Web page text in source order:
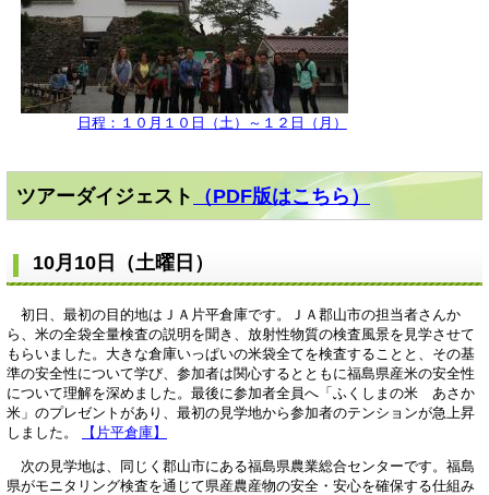
日程：１０月１０日（土）～１２日（月）
ツアーダイジェスト （PDF版はこちら）
10月10日（土曜日）
初日、最初の目的地はＪＡ片平倉庫です。ＪＡ郡山市の担当者さんか
ら、米の全袋全量検査の説明を聞き、放射性物質の検査風景を見学させて
もらいました。大きな倉庫いっぱいの米袋全てを検査することと、その基
準の安全性について学び、参加者は関心するとともに福島県産米の安全性
について理解を深めました。最後に参加者全員へ「ふくしまの米 あさか
米」のプレゼントがあり、最初の見学地から参加者のテンションが急上昇
しました。
【片平倉庫】
次の見学地は、同じく郡山市にある福島県農業総合センターです。福島
県がモニタリング検査を通じて県産農産物の安全・安心を確保する仕組み